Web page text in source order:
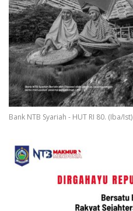
Bank NTB Syariah - HUT RI 80. (Iba/Ist)